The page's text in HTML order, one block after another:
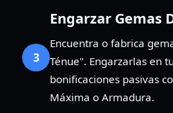
3
Engarzar Gemas
Encuentra o fabrica
Ténue". Engarzarlas en
bonificaciones pasivas
Máxima o Armadura.